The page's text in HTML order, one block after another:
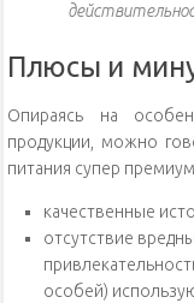
Плюсы и
Опираясь на
продукции, можно
питания супер премиум
качественные
отсутствие
особей)